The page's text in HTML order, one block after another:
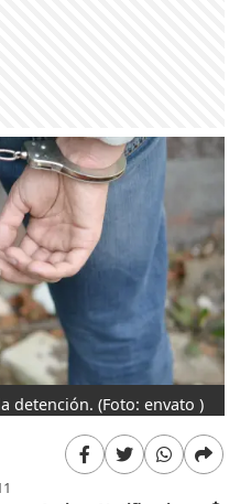
detención.(Foto: envato )